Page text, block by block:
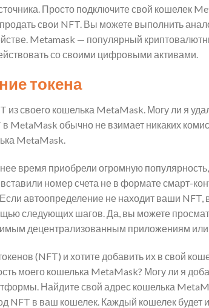
Просто подключите свой кошелек
свои NFT. Вы можете выполнить
Metamask — популярный
со своими цифровыми активами.
токена
своего кошелька MetaMask. Могу ли я
MetaMask обычно не взимает никаких
MetaMask.
время приобрели огромную
номер счета не в формате смарт-
автоопределение не находит ваши
следующих шагов. Да, вы можете
децентрализованным приложениям
(NFT) и хотите добавить их в свой
моего кошелька MetaMask? Могу ли я
Найдите свой адрес кошелька
NFT в ваш кошелек. Каждый кошелек будет